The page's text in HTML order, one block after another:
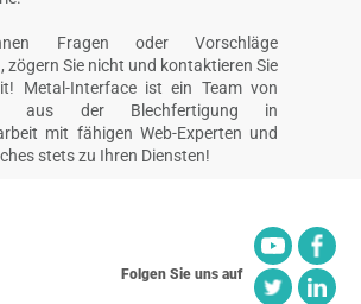
Fragen oder Vorschläge
zögern Sie nicht und kontaktieren Sie
Metal-Interface ist ein Team von
aus der Blechfertigung in
mit fähigen Web-Experten und
stets zu Ihren Diensten!
Folgen Sie uns auf